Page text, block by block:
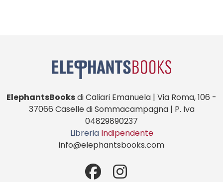
ElephantsBooksdi Caliari Emanuela | Via Roma, 106 -
37066 Caselle di Sommacampagna | P. Iva
04829890237
Libreria Indipendente
info@elephantsbooks.com